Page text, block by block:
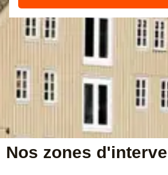
m
b
r
Nos zones